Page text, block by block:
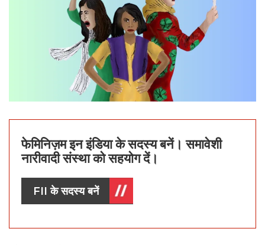
फेमिनिज़म इन इंडिया के सदस्य बनें। समावेशी
नारीवादी संस्था को सहयोग दें।
FII के सदस्य बनें